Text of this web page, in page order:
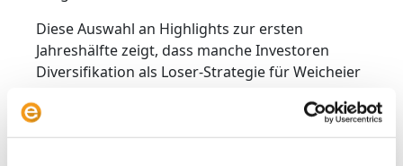
Diese Auswahl an Highlights zur ersten
Jahreshälfte zeigt, dass manche Investoren
Diversifikation als Loser-Strategie für Weicheier
allerdings sicher, dass Portfolios auch mit
Rendite rechnen können, wenn die Sunny Boys